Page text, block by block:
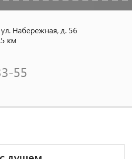
Набережная, д. 56
км
55